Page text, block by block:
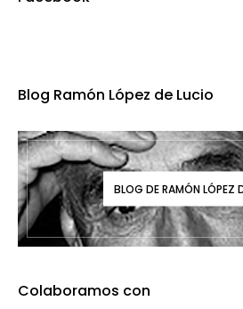
Blog Ramón López de Lucio
BLOG DE RAMÓN LÓPEZ
Colaboramos con